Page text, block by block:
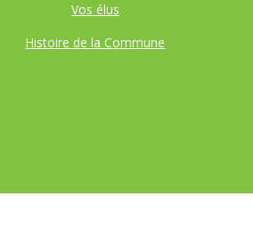
Vos élus
Histoire de la Commune